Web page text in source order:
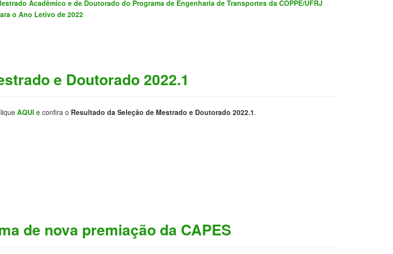
Acadêmico e de Doutorado do Programa de Engenharia de Transportes da COPPE/UFRJ
o Ano Letivo de 2022
e Doutorado 2022.1
AQUI e confira o Resultado da Seleção de Mestrado e Doutorado 2022.1.
de nova premiação da CAPES